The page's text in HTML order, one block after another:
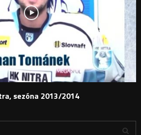
sezóna 2013/2014